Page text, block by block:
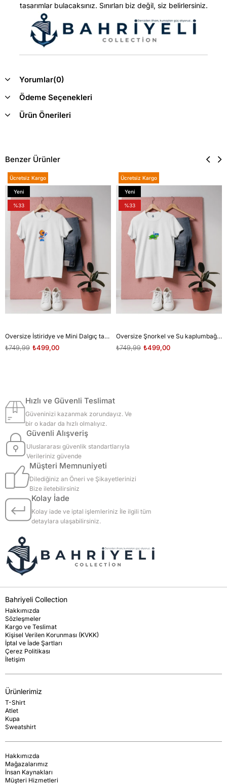
tasarımlar bulacaksınız. Sınırları biz değil, siz belirlersiniz.
Yorumlar(0)
Ödeme Seçenekleri
Ürün Önerileri
Benzer Ürünler
Oversize İstiridye ve Mini Dalgıç tasarım unisex T-shirt
₺499,00
₺749,99
Ücretsiz Kargo
Yeni
Ürün
%33
Oversize Şnorkel ve Su kaplumbağası tasarım unisex T-shirt
₺499,00
₺749,99
Ücretsiz Kargo
Yeni
Ürün
%33
Hızlı ve Güvenli Teslimat
Güveninizi kazanmak zorundayız. Ve
bir o kadar da hızlı olmalıyız.
Güvenli Alışveriş
Uluslararası güvenlik standartlarıyla
Verileriniz güvende
Müşteri Memnuniyeti
Dilediğiniz an Öneri ve Şikayetlerinizi
Bize iletebilirsiniz
Kolay İade
Kolay iade ve iptal işlemleriniz İle ilgili tüm
detaylara ulaşabilirsiniz.
Bahriyeli Collection
Hakkımızda
Sözleşmeler
Kargo ve Teslimat
Kişisel Verilen Korunması (KVKK)
İptal ve İade Şartları
Çerez Politikası
İletişim
Ürünlerimiz
T-Shirt
Atlet
Kupa
Sweatshirt
Hakkımızda
Mağazalarımız
İnsan Kaynakları
Müşteri Hizmetleri